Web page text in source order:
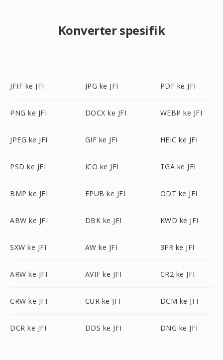
Konverter spesifik
JFIF ke JFI JPG ke JFI PDF ke JFI
PNG ke JFI DOCX ke JFI WEBP ke JFI
JPEG ke JFI GIF ke JFI HEIC ke JFI
PSD ke JFI ICO ke JFI TGA ke JFI
BMP ke JFI EPUB ke JFI ODT ke JFI
ABW ke JFI DBK ke JFI KWD ke JFI
SXW ke JFI AW ke JFI 3FR ke JFI
ARW ke JFI AVIF ke JFI CR2 ke JFI
CRW ke JFI CUR ke JFI DCM ke JFI
DCR ke JFI DDS ke JFI DNG ke JFI